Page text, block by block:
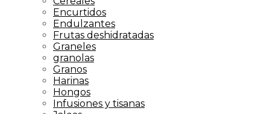
Encurtidos
Endulzantes
Frutas deshidratadas
Graneles
granolas
Granos
Harinas
Hongos
Infusiones y tisanas